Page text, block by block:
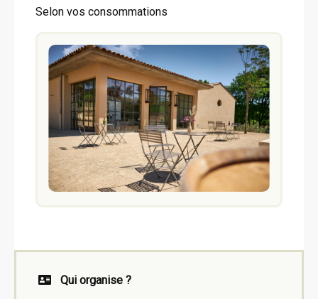
Selon vos consommations
Qui organise ?